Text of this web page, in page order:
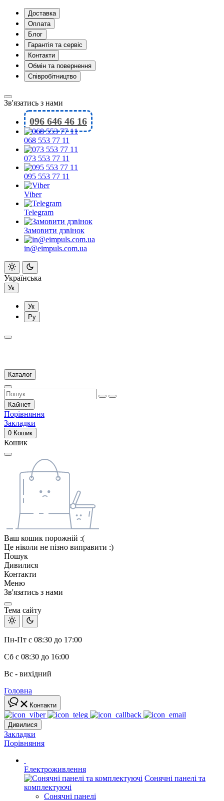
Доставка
Оплата
Блог
Гарантія та сервіс
Контакти
Обмін та повернення
Співробітництво
Зв'язатись з нами
096 646 46 16
068 553 77 11
073 553 77 11
095 553 77 11
Viber
Telegram
Замовити дзвінок
in@eimpuls.com.ua
Українська
Ук
Ук
Ру
Каталог
Кабінет
Порівняння
Закладки
0 Кошик
Кошик
Ваш кошик порожній :(
Це ніколи не пізно виправити :)
Пошук
Дивилися
Контакти
Меню
Зв'язатись з нами
Тема сайту
Пн-Пт с 08:30 до 17:00
Сб с 08:30 до 16:00
Вс - вихідний
Головна
Контакти
Дивилися
Закладки
Порівняння
Електроживлення
Сонячні панелі та
комплектуючі
Сонячні панелі